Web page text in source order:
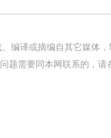
编译或摘编自其它媒体
题需要同本网联系的，请